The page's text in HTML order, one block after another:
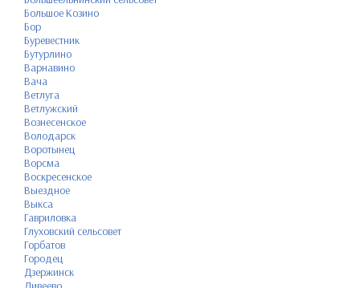
Большое Козино
Бор
Буревестник
Бутурлино
Варнавино
Вача
Ветлуга
Ветлужский
Вознесенское
Володарск
Воротынец
Ворсма
Воскресенское
Выездное
Выкса
Гавриловка
Глуховский сельсовет
Горбатов
Городец
Дзержинск